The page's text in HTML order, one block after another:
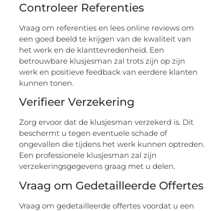
Controleer Referenties
Vraag om referenties en lees online reviews om
een goed beeld te krijgen van de kwaliteit van
het werk en de klanttevredenheid. Een
betrouwbare klusjesman zal trots zijn op zijn
werk en positieve feedback van eerdere klanten
kunnen tonen.
Verifieer Verzekering
Zorg ervoor dat de klusjesman verzekerd is. Dit
beschermt u tegen eventuele schade of
ongevallen die tijdens het werk kunnen optreden.
Een professionele klusjesman zal zijn
verzekeringsgegevens graag met u delen.
Vraag om Gedetailleerde Offertes
Vraag om gedetailleerde offertes voordat u een